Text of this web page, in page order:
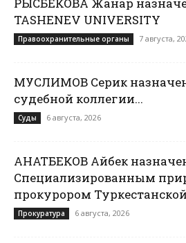
РЫСБЕКОВА Жанар
TASHENEV UNIVERSITY
Правоохранительные органы 7 августа,
МУСЛИМОВ Серик
судебной коллегии...
Суды 6 августа, 2026
ҚАНАТБЕКОВ Айбек
Специализированным
прокурором
Прокуратура 6 августа, 2026